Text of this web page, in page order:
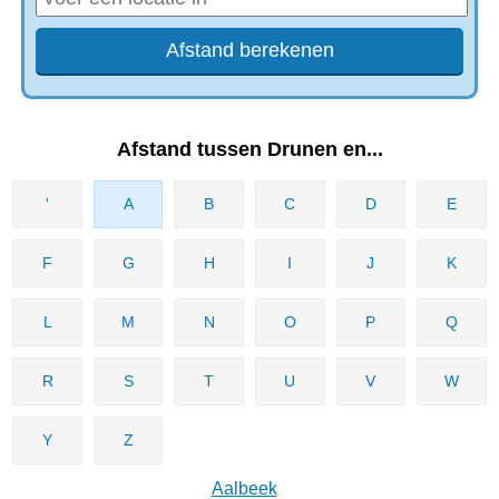
Afstand tussen Drunen en...
' A B C D E
F G H I J K
L M N O P Q
R S T U V W
Y Z
Aalbeek